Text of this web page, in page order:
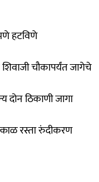
हटविणे
चौकापर्यंत जागेचे
ठिकाणी जागा
रस्ता रुंदीकरण